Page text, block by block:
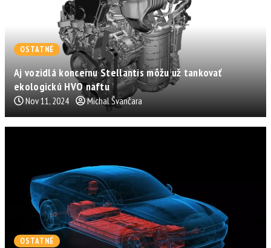
OSTATNÉ
Aj vozidlá koncernu Stellantis môžu už tankovať
ekologickú HVO naftu
Nov 11, 2024 Michal Švančara
OSTATNÉ